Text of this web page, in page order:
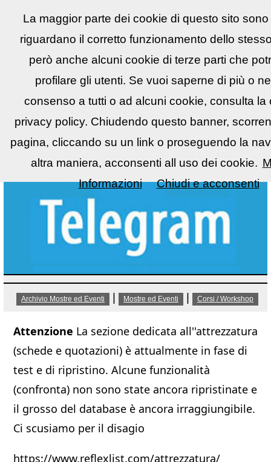
ReflexLIST▼
Archivio Mostre ed Eventi Mostre ed Eventi Corsi / Workshop
Attenzione La sezione dedicata all''attrezzatura
(schede e quotazioni) è attualmente in fase di
test e di ripristino. Alcune funzionalità
(confronta) non sono state ancora ripristinate e
il grosso del database è ancora irraggiungibile.
Ci scusiamo per il disagio
https://www.reflexlist.com/attrezzatura/
La maggior parte dei cookie di questo sito
riguardano il corretto funzionamento dello
però anche alcuni cookie di terze parti che
profilare gli utenti. Se vuoi saperne di più o
consenso a tutti o ad alcuni cookie, consulta la
privacy policy. Chiudendo questo banner,
pagina, cliccando su un link o proseguendo la
altra maniera, acconsenti all uso dei cookie.
Informazioni
Chiudi e acconsenti